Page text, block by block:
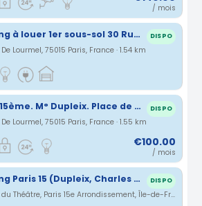
/ mois
Parking à louer 1er sous-sol 30 Rue de Lourmel DISPO
Lourmel, 75015 Paris, France · 1.54 km
Paris 15ème. M° Dupleix. Place de parking. DISPO
Lourmel, 75015 Paris, France · 1.55 km
€100.00
/ mois
Parking Paris 15 (Dupleix, Charles Michel) DISPO
52 Rue du Théâtre, Paris 15e Arrondissement, Île-de-France, France · 1.56 km